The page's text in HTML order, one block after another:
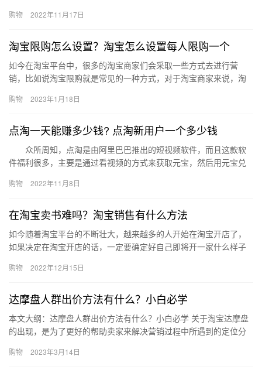
么？下面…
购物 2022年11月17日
淘宝限购怎么设置？淘宝怎么设置每人限购一个
如今在淘宝平台中，很多的淘宝商家们会采取一些方式去进行营
销，比如说淘宝限购就是常见的一种方式，对于淘宝商家来说，淘
宝限购怎…
购物 2023年1月18日
点淘一天能赚多少钱? 点淘新用户一个多少钱
众所周知，点淘是由阿里巴巴推出的短视频软件，而且这款软
件福利很多，主要是通过看视频的方式来获取元宝，然后用元宝兑
编就…
购物 2022年11月8日
在淘宝卖书难吗？淘宝销售有什么方法
如今随着淘宝平台的不断壮大，越来越多的人开始在淘宝开店了，
如果决定在淘宝开店的话，一定要确定好自己即将开一家什么样子
在淘宝…
购物 2022年12月15日
达摩盘人群出价方法有什么？小白必学
本文大纲：达摩盘人群出价方法有什么？小白必学 关于淘宝达摩盘
的出现，是为了更好的帮助卖家来解决营销过程中所遇到的定位分
根据…
购物 2023年3月14日